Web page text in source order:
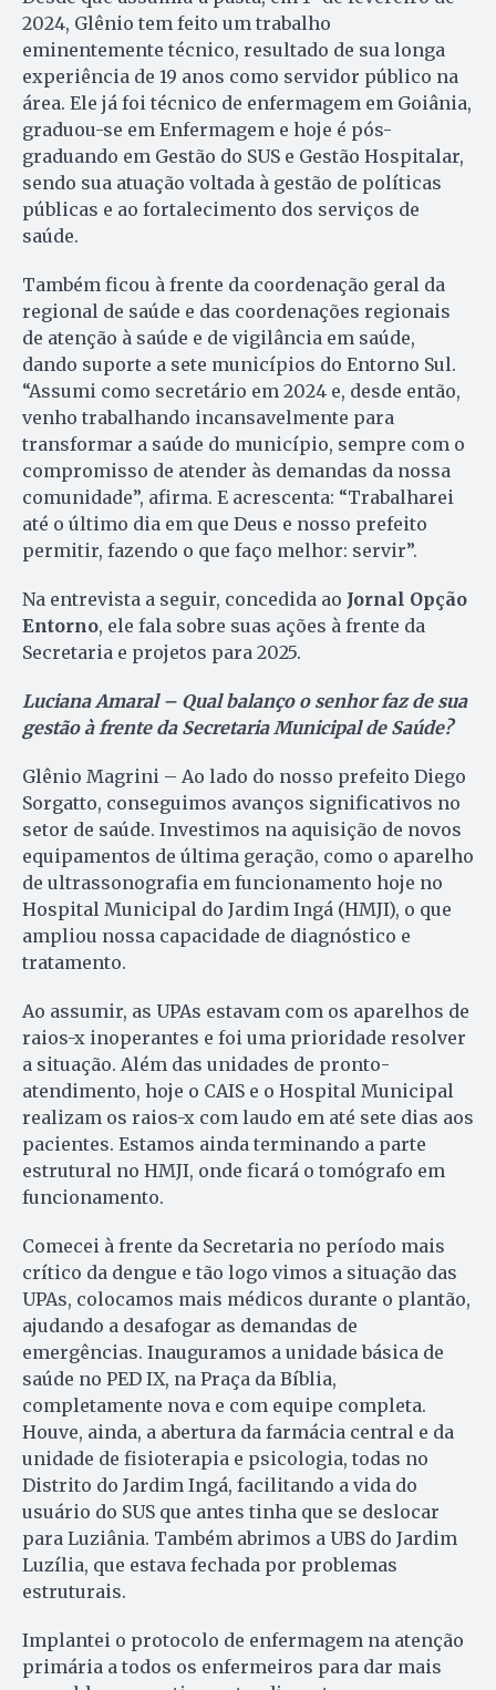
2024, Glênio tem feito um trabalho
eminentemente técnico, resultado de sua longa
experiência de 19 anos como servidor público na
área. Ele já foi técnico de enfermagem em Goiânia,
graduou-se em Enfermagem e hoje é pós-
graduando em Gestão do SUS e Gestão Hospitalar,
sendo sua atuação voltada à gestão de políticas
públicas e ao fortalecimento dos serviços de
saúde.
Também ficou à frente da coordenação geral da
regional de saúde e das coordenações regionais
de atenção à saúde e de vigilância em saúde,
dando suporte a sete municípios do Entorno Sul.
“Assumi como secretário em 2024 e, desde então,
venho trabalhando incansavelmente para
transformar a saúde do município, sempre com o
compromisso de atender às demandas da nossa
comunidade”, afirma. E acrescenta: “Trabalharei
até o último dia em que Deus e nosso prefeito
permitir, fazendo o que faço melhor: servir”.
Na entrevista a seguir, concedida ao Jornal Opção
Entorno, ele fala sobre suas ações à frente da
Secretaria e projetos para 2025.
Luciana Amaral – Qual balanço o senhor faz de sua
gestão à frente da Secretaria Municipal de Saúde?
Glênio Magrini – Ao lado do nosso prefeito Diego
Sorgatto, conseguimos avanços significativos no
setor de saúde. Investimos na aquisição de novos
equipamentos de última geração, como o aparelho
de ultrassonografia em funcionamento hoje no
Hospital Municipal do Jardim Ingá (HMJI), o que
ampliou nossa capacidade de diagnóstico e
tratamento.
Ao assumir, as UPAs estavam com os aparelhos de
raios-x inoperantes e foi uma prioridade resolver
a situação. Além das unidades de pronto-
atendimento, hoje o CAIS e o Hospital Municipal
realizam os raios-x com laudo em até sete dias aos
pacientes. Estamos ainda terminando a parte
estrutural no HMJI, onde ficará o tomógrafo em
funcionamento.
Comecei à frente da Secretaria no período mais
crítico da dengue e tão logo vimos a situação das
UPAs, colocamos mais médicos durante o plantão,
ajudando a desafogar as demandas de
emergências. Inauguramos a unidade básica de
saúde no PED IX, na Praça da Bíblia,
completamente nova e com equipe completa.
Houve, ainda, a abertura da farmácia central e da
unidade de fisioterapia e psicologia, todas no
Distrito do Jardim Ingá, facilitando a vida do
usuário do SUS que antes tinha que se deslocar
para Luziânia. Também abrimos a UBS do Jardim
Luzília, que estava fechada por problemas
estruturais.
Implantei o protocolo de enfermagem na atenção
primária a todos os enfermeiros para dar mais